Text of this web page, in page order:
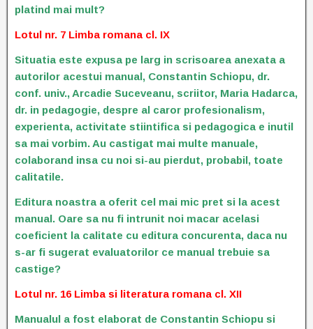
platind mai mult?
Lotul nr. 7 Limba romana cl. IX
Situatia este expusa pe larg in scrisoarea anexata a
autorilor acestui manual, Constantin Schiopu, dr.
conf. univ., Arcadie Suceveanu, scriitor, Maria Hadarca,
dr. in pedagogie, despre al caror profesionalism,
experienta, activitate stiintifica si pedagogica e inutil
sa mai vorbim. Au castigat mai multe manuale,
colaborand insa cu noi si-au pierdut, probabil, toate
calitatile.
Editura noastra a oferit cel mai mic pret si la acest
manual. Oare sa nu fi intrunit noi macar acelasi
coeficient la calitate cu editura concurenta, daca nu
s-ar fi sugerat evaluatorilor ce manual trebuie sa
castige?
Lotul nr. 16 Limba si literatura romana cl. XII
Manualul a fost elaborat de Constantin Schiopu si